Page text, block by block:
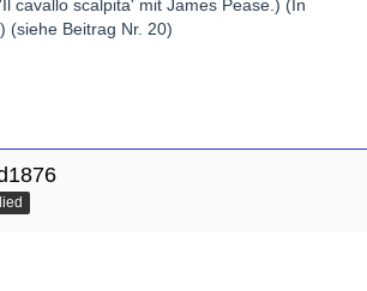
cavallo scalpita' mit James Pease.) (In
(siehe Beitrag Nr. 20)